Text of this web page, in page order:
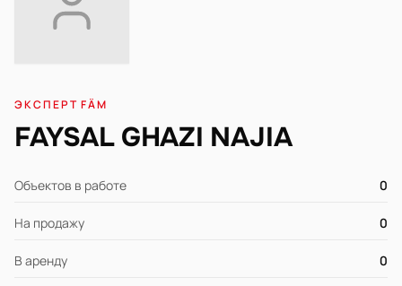
ЭКСПЕРТ FÄM
FAYSAL GHAZI NAJIA
Объектов в работе 0
На продажу 0
В аренду 0